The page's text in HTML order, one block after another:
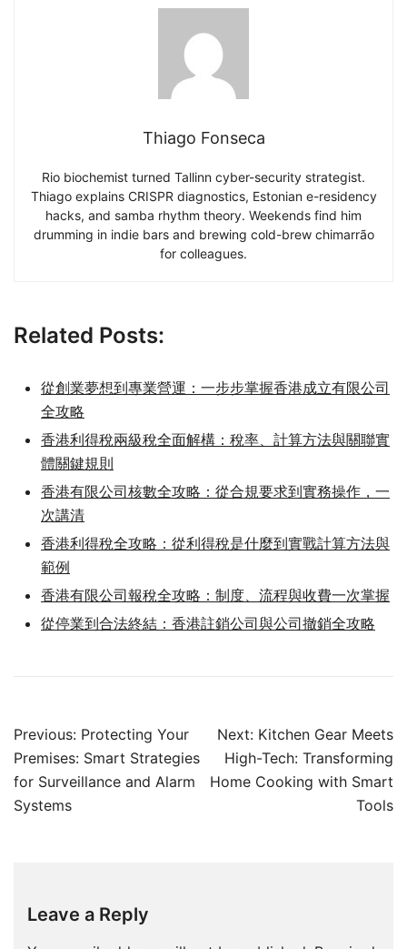
Thiago Fonseca
Rio biochemist turned Tallinn cyber-security strategist.
Thiago explains CRISPR diagnostics, Estonian e-residency
hacks, and samba rhythm theory. Weekends find him
drumming in indie bars and brewing cold-brew chimarrão
for colleagues.
Related Posts:
從創業夢想到專業營運：一步步掌握香港成立有限公司
全攻略
香港利得稅兩級稅全面解構：稅率、計算方法與關聯實
體關鍵規則
香港有限公司核數全攻略：從合規要求到實務操作，一
次講清
香港利得稅全攻略：從利得稅是什麼到實戰計算方法與
範例
香港有限公司報稅全攻略：制度、流程與收費一次掌握
從停業到合法終結：香港註銷公司與公司撤銷全攻略
Post
navigation
Previous: Protecting Your
Premises: Smart Strategies
for Surveillance and Alarm
Systems
Next: Kitchen Gear Meets
High-Tech: Transforming
Home Cooking with Smart
Tools
Leave a Reply